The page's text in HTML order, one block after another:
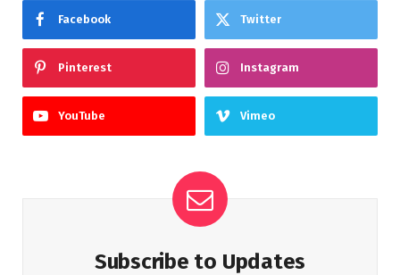
Facebook Twitter
Pinterest Instagram
YouTube Vimeo
Subscribe to Updates